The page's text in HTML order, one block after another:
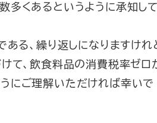
くあるというように承知して
る、繰り返しになりますけれ
て、飲食料品の消費税率ゼロ
にご理解いただければ幸いで